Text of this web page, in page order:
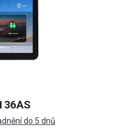
do 5 dnů